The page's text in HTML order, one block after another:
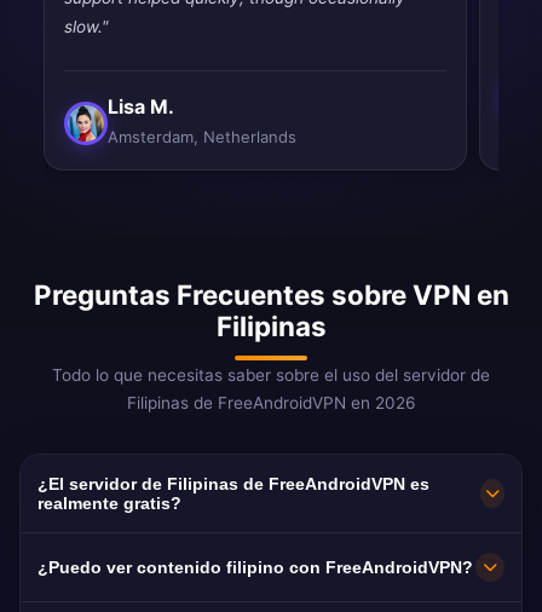
slow."
Lisa M.
Amsterdam, Netherlands
Preguntas Frecuentes sobre VPN en
Filipinas
Todo lo que necesitas saber sobre el uso del servidor de
Filipinas de FreeAndroidVPN en 2026
¿El servidor de Filipinas de FreeAndroidVPN es
realmente gratis?
es 100% gratis. Servidores en Manila, Cebu
¿Puedo ver contenido filipino con FreeAndroidVPN?